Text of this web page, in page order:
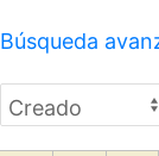
Búsqueda